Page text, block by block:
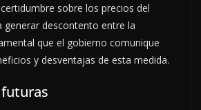
sobre los precios del
generar descontento entre la
que el gobierno comunique
y desventajas de esta medida.